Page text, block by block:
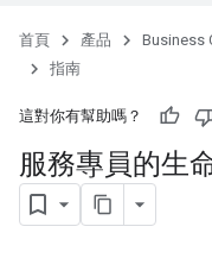
首頁 產品 Business
指南
這對你有幫助嗎？
服務專員的生